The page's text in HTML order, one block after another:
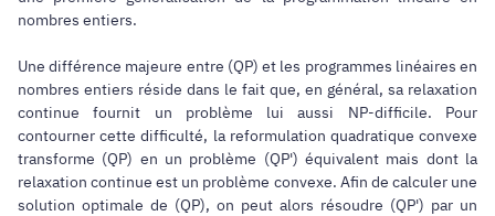
nombres entiers.
Une différence majeure entre (QP) et les programmes linéaires en
nombres entiers réside dans le fait que, en général, sa relaxation
continue fournit un problème lui aussi NP-difficile. Pour
contourner cette difficulté, la reformulation quadratique convexe
transforme (QP) en un problème (QP') équivalent mais dont la
relaxation continue est un problème convexe. Afin de calculer une
solution optimale de (QP), on peut alors résoudre (QP') par un